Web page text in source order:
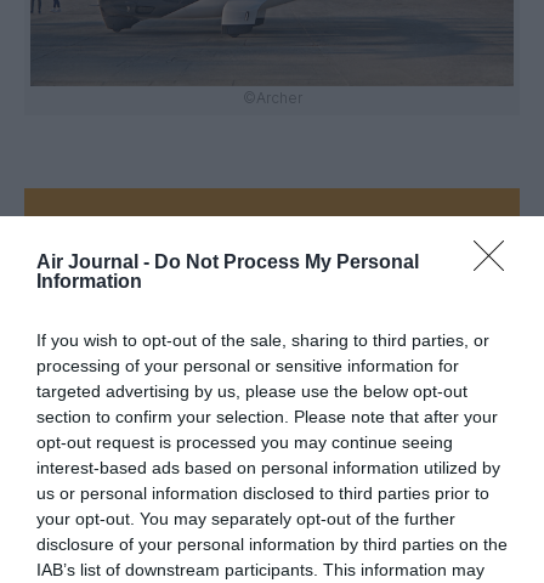
Air Journal - Do Not Process My Personal
Information
If you wish to opt-out of the sale, sharing to third parties, or
processing of your personal or sensitive information for
targeted advertising by us, please use the below opt-out
section to confirm your selection. Please note that after your
opt-out request is processed you may continue seeing
interest-based ads based on personal information utilized by
us or personal information disclosed to third parties prior to
your opt-out. You may separately opt-out of the further
disclosure of your personal information by third parties on the
IAB’s list of downstream participants. This information may
©Archer
Soutenez-nous, faites un don !
PARTAGER L'ARTICLE